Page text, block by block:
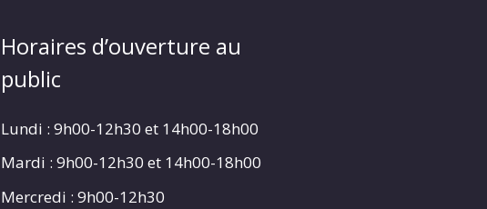
Horaires d’ouverture au
public
Lundi : 9h00-12h30 et 14h00-18h00
Mardi : 9h00-12h30 et 14h00-18h00
Mercredi : 9h00-12h30